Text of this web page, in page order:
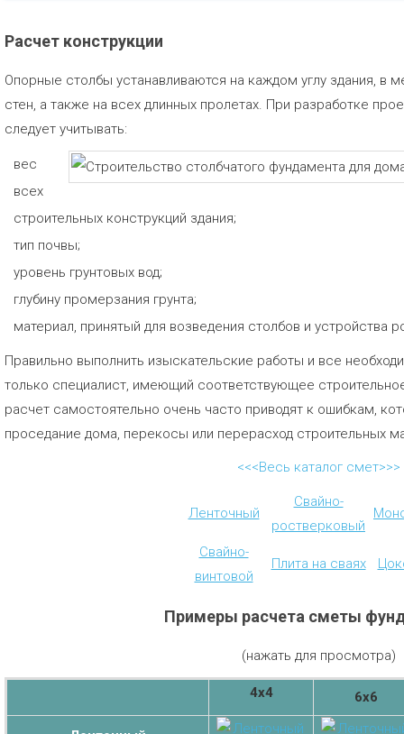
Расчет конструкции
Опорные столбы устанавливаются на каждом углу здания, в
стен, а также на всех длинных пролетах. При разработке
следует учитывать:
вес
всех
строительных конструкций здания;
тип почвы;
уровень грунтовых вод;
глубину промерзания грунта;
материал, принятый для возведения столбов и устройства
Правильно выполнить изыскательские работы и все
только специалист, имеющий соответствующее
расчет самостоятельно очень часто приводят к ошибкам,
проседание дома, перекосы или перерасход строительных
<<<Весь каталог смет>>>
Ленточный
Свайно-
ростверковый
Свайно-
винтовой
Плита на сваях
Примеры расчета сметы
(нажать для просмотра)
4х4 6х6